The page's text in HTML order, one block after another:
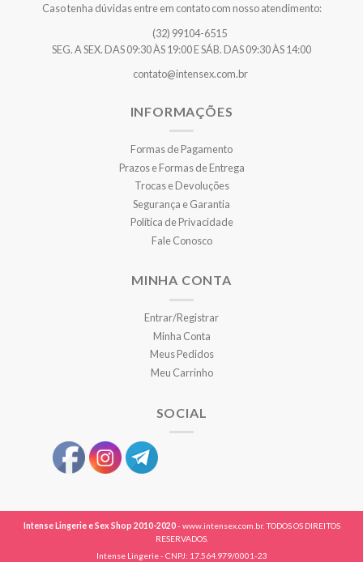
Caso tenha dúvidas entre em contato com nosso atendimento:
(32) 99104-6515
SEG. A SEX. DAS 09:30 ÀS 19:00 E SÁB. DAS 09:30 ÀS 14:00
contato@intensex.com.br
INFORMAÇÕES
Formas de Pagamento
Prazos e Formas de Entrega
Trocas e Devoluções
Segurança e Garantia
Política de Privacidade
Fale Conosco
MINHA CONTA
Entrar/Registrar
Minha Conta
Meus Pedidos
Meu Carrinho
SOCIAL
Intense Lingerie e Sex Shop 2010-2020- www.intensex.com.br. TODOS OS DIREITOS
RESERVADOS.
Intense Lingerie - CNPJ: 17.564.979/0001-23